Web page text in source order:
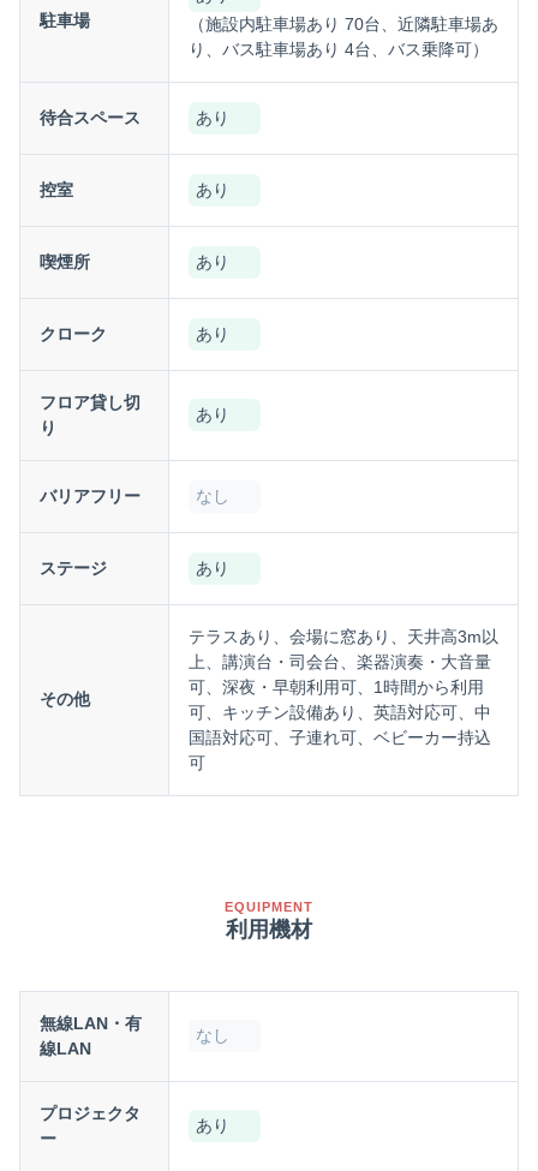
駐車場
（施設内駐車場あり 70台、近隣駐車場あ
り、バス駐車場あり 4台、バス乗降可）
待合スペース あり
控室 あり
喫煙所 あり
クローク あり
フロア貸し切
り
あり
バリアフリー なし
ステージ あり
その他
テラスあり、会場に窓あり、天井高3m以
上、講演台・司会台、楽器演奏・大音量
可、深夜・早朝利用可、1時間から利用
可、キッチン設備あり、英語対応可、中
国語対応可、子連れ可、ベビーカー持込
可
EQUIPMENT
利用機材
無線LAN・有
線LAN
なし
プロジェクタ
ー
あり